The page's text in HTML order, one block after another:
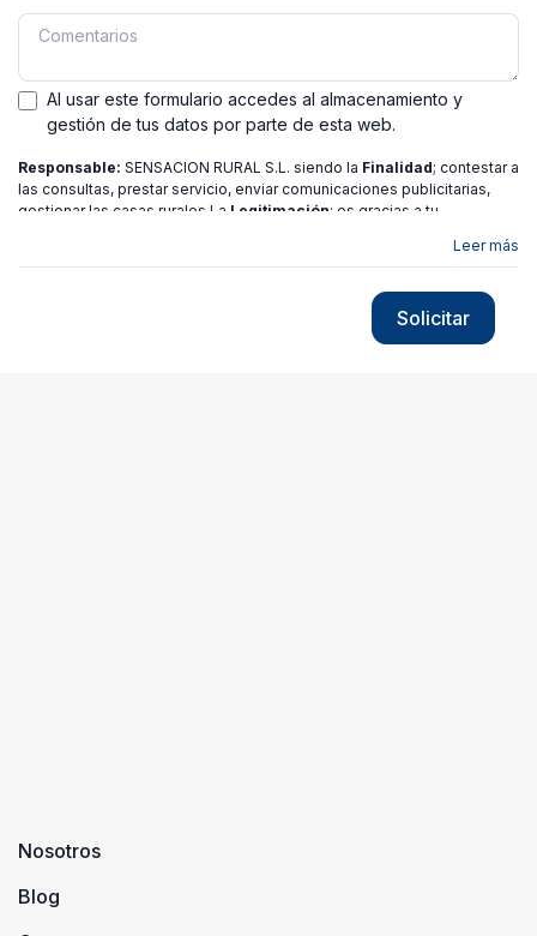
Al usar este formulario accedes al almacenamiento y
gestión de tus datos por parte de esta web.
Responsable: SENSACION RURAL S.L. siendo la Finalidad; contestar a
las consultas, prestar servicio, enviar comunicaciones publicitarias,
gestionar las casas rurales La Legitimación; es gracias a tu
de Acceso,
política de privacidad
Leer más
Solicitar
Nosotros
Blog